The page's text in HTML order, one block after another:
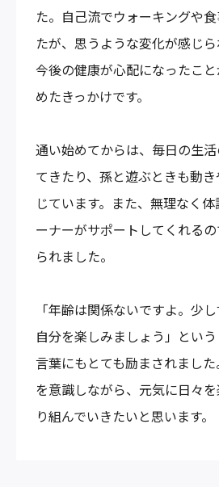
た。自己流でウォーキングや
たが、思うような変化が感じ
今後の健康が心配になったこ
めたきっかけです。
通い始めてからは、毎日の生
てきたり、孫と遊ぶときも動
じています。また、無理なく
ーナーがサポートしてくれる
られました。
「年齢は関係ないですよ。少
自分を楽しみましょう」とい
言葉にもとても励まされまし
を意識しながら、元気に日々
り組んでいきたいと思います。